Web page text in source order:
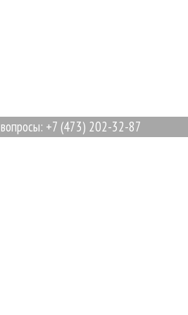
+7 (473) 202-32-87